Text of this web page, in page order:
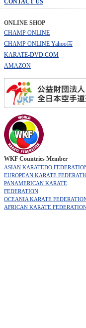
CONTACT US
ONLINE SHOP
CHAMP ONLINE
CHAMP ONLINE Yahoo店
KARATE-DVD.COM
AMAZON
WKF Countries Member
ASIAN KARATEDO
EUROPEAN KARATE
PANAMERICAN KARATE
FEDERATION
OCEANIA KARATE
AFRICAN KARATE